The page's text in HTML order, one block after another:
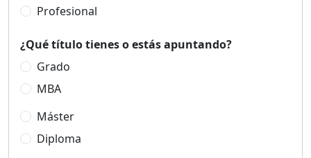
Profesional
¿Qué título tienes o estás apuntando?
Grado
MBA
Máster
Diploma